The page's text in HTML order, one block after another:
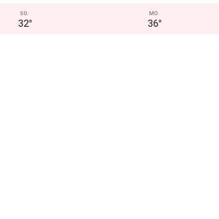
SO.
32°
MO.
36°